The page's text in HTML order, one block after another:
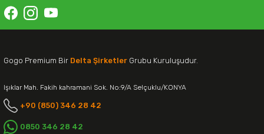
Gogo Premium Bir Delta Şirketler Grubu Kuruluşudur.
Işıklar Mah. Fakih kahramani Sok. No:9/A Selçuklu/KONYA
+90 (850) 346 28 42
0850 346 28 42